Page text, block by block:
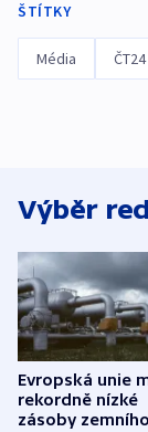
ŠTÍTKY
Média ČT24
Výběr
Evropská unie
rekordně nízké
zásoby zemního